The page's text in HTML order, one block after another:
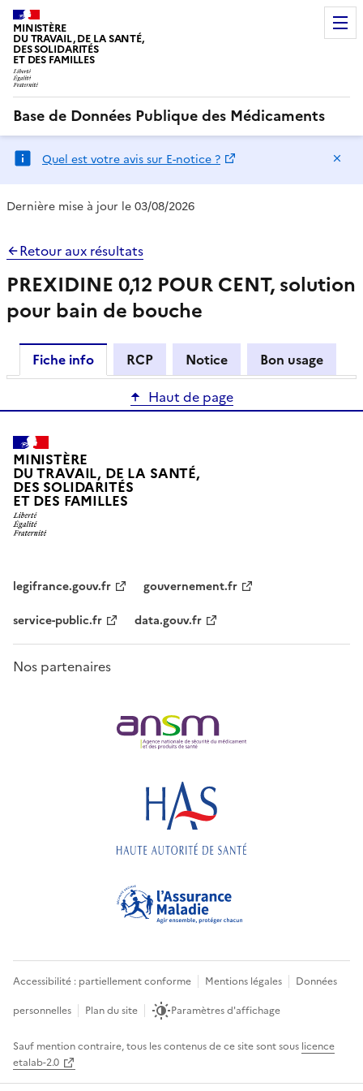
MINISTÈRE
DU TRAVAIL, DE LA SANTÉ,
DES SOLIDARITÉS
ET DES FAMILLES
Base de Données Publique des Médicaments
Quel est votre avis sur E-notice ?
Dernière mise à jour le 03/08/2026
Retour aux résultats
PREXIDINE 0,12 POUR CENT, solution
pour bain de bouche
Fiche info RCP Notice
Bon usage
Haut de page
MINISTÈRE
DU TRAVAIL, DE LA SANTÉ,
DES SOLIDARITÉS
ET DES FAMILLES
legifrance.gouv.fr
gouvernement.fr
service-public.fr
data.gouv.fr
Nos partenaires
Accessibilité : partiellement conforme Mentions légales
Données
personnelles
Plan du site Paramètres d'affichage
Sauf mention contraire, tous les contenus de ce site sont sous licence
etalab-2.0